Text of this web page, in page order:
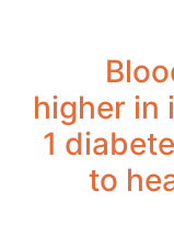
higher in
1
to